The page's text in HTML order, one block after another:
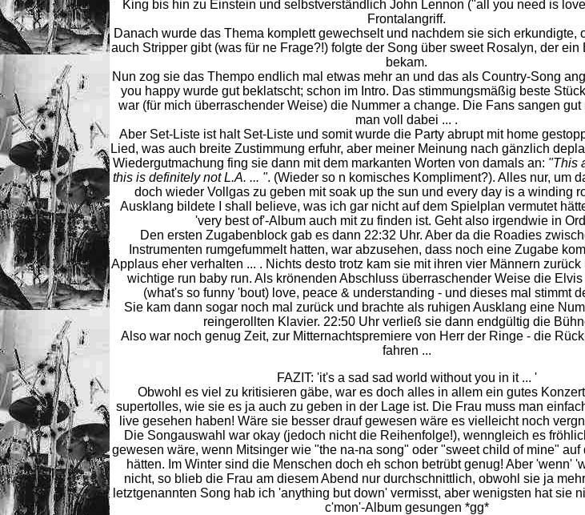
King bis hin zu Einstein und selbstverständlich John Lennon ("all you need is
Frontalangriff.
Danach wurde das Thema komplett gewechselt und nachdem sie sich erkundigte,
auch Stripper gibt (was für ne Frage?!) folgte der Song über sweet Rosalyn, der ein
bekam.
Nun zog sie das Thempo endlich mal etwas mehr an und das als Country-Song
you happy wurde gut beklatscht; schon im Intro. Das stimmungsmäßig beste
war (für mich überraschender Weise) die Nummer a change. Die Fans sangen
man voll dabei ... .
Aber Set-Liste ist halt Set-Liste und somit wurde die Party abrupt mit home
Lied, was auch breite Zustimmung erfuhr, aber meiner Meinung nach gänzlich
Wiedergutmachung fing sie dann mit dem markanten Worten von damals an: "This
this is definitely not L.A. ... ". (Wieder so n komisches Kompliment?). Alles nur, um
doch wieder Vollgas zu geben mit soak up the sun und every day is a winding
Ausklang bildete I shall believe, was ich gar nicht auf dem Spielplan vermutet
'very best of'-Album auch mit zu finden ist. Geht also irgendwie in
Den ersten Zugabenblock gab es dann 22:32 Uhr. Aber da die Roadies
Instrumenten rumgefummelt hatten, war abzusehen, dass noch eine Zugabe
Applaus eher verhalten ... . Nichts desto trotz kam sie mit ihren vier Männern
wichtige run baby run. Als krönenden Abschluss überraschender Weise die
(what's so funny 'bout) love, peace & understanding - und dieses mal stimmt
Sie kam dann sogar noch mal zurück und brachte als ruhigen Ausklang eine
reingerollten Klavier. 22:50 Uhr verließ sie dann endgültig die
Also war noch genug Zeit, zur Mitternachtspremiere von Herr der Ringe - die
fahren ...
FAZIT: 'it's a sad sad world without you in it ... '
Obwohl es viel zu kritisieren gäbe, war es doch alles in allem ein gutes
supertolles, wie sie es ja auch zu geben in der Lage ist. Die Frau muss man
live gesehen haben! Wäre sie besser drauf gewesen wäre es vielleicht noch
Die Songauswahl war okay (jedoch nicht die Reihenfolge!), wenngleich es
gewesen wäre, wenn Mitsinger wie "the na-na song" oder "sweet child of mine" auf
hätten. Im Winter sind die Menschen doch eh schon betrübt genug! Aber 'wenn'
nicht, so blieb die Frau am diesem Abend nur durchschnittlich, obwohl sie ja
letztgenannten Song hab ich 'anything but down' vermisst, aber wenigsten hat sie
c'mon'-Album gesungen *gg*